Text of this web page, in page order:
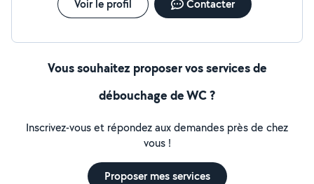
Voir le profil Contacter
Vous souhaitez proposer vos services de
débouchage de WC ?
Inscrivez-vous et répondez aux demandes près de chez
vous !
Proposer mes services